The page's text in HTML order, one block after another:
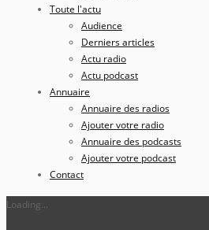
Toute l'actu
Audience
Derniers articles
Actu radio
Actu podcast
Annuaire
Annuaire des radios
Ajouter votre radio
Annuaire des podcasts
Ajouter votre podcast
Contact
Loading...